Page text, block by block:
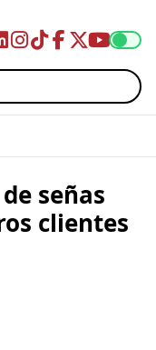
señas
clientes